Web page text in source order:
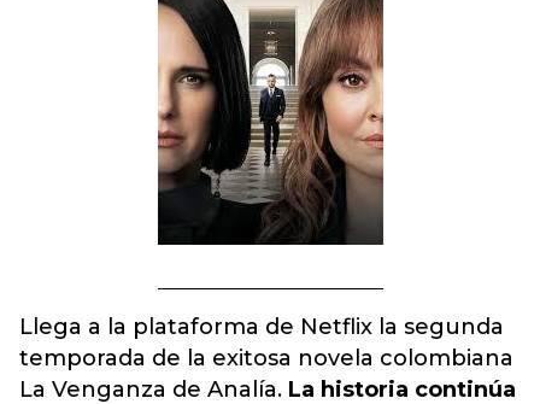
Llega a la plataforma de Netflix la segunda
temporada de la exitosa novela colombiana
La Venganza de Analía. La historia continúa